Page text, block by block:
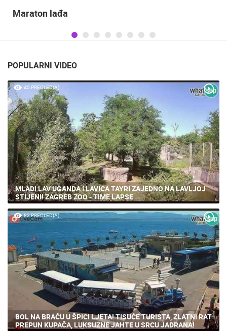
Maraton lađa
POPULARNI VIDEO
45 PREGLED(A)
MLADI LAV UGANDA I LAVICA TAYRI ZAJEDNO NA LAVLJOJ
STIJENI! ZAGREB ZOO - TIME LAPSE
82 PREGLED(A)
BOL NA BRAČU U ŠPICI LJETA! TISUĆE TURISTA, ZLATNI RAT
PREPUN KUPAČA, LUKSUZNE JAHTE U SRCU JADRANA!